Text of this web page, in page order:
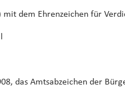
mit dem Ehrenzeichen für
das Amtsabzeichen der